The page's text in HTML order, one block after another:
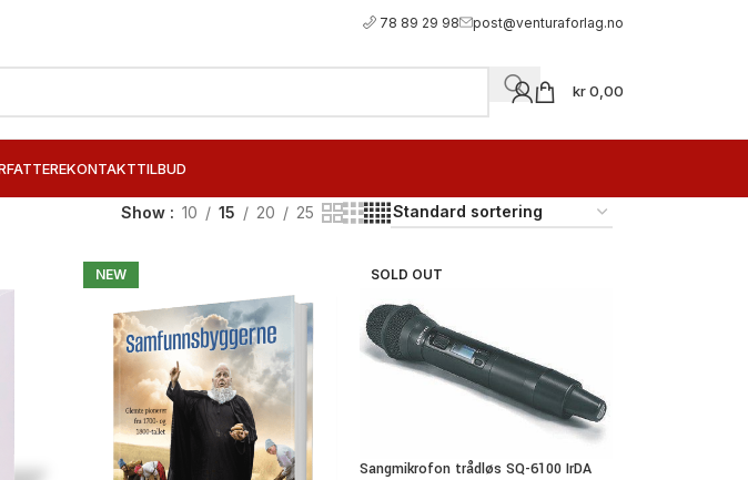
78 89 29 98 post@venturaforlag.no
kr0,00
KONTAKTTILBUD
Show 10 15 20 25
NEW SOLD OUT
Sangmikrofon trådløs SQ-6100 IrDA